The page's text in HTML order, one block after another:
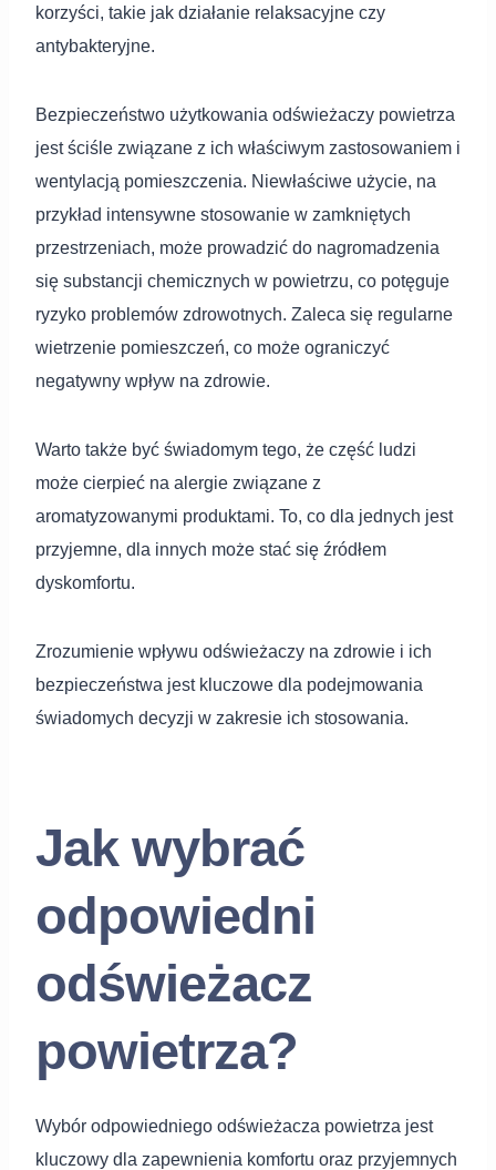
korzyści, takie jak działanie relaksacyjne czy
antybakteryjne.
Bezpieczeństwo użytkowania odświeżaczy powietrza
jest ściśle związane z ich właściwym zastosowaniem i
wentylacją pomieszczenia. Niewłaściwe użycie, na
przykład intensywne stosowanie w zamkniętych
przestrzeniach, może prowadzić do nagromadzenia
się substancji chemicznych w powietrzu, co potęguje
ryzyko problemów zdrowotnych. Zaleca się regularne
wietrzenie pomieszczeń, co może ograniczyć
negatywny wpływ na zdrowie.
Warto także być świadomym tego, że część ludzi
może cierpieć na alergie związane z
aromatyzowanymi produktami. To, co dla jednych jest
przyjemne, dla innych może stać się źródłem
dyskomfortu.
Zrozumienie wpływu odświeżaczy na zdrowie i ich
bezpieczeństwa jest kluczowe dla podejmowania
świadomych decyzji w zakresie ich stosowania.
Jak wybrać
odpowiedni
odświeżacz
powietrza?
Wybór odpowiedniego odświeżacza powietrza jest
kluczowy dla zapewnienia komfortu oraz przyjemnych